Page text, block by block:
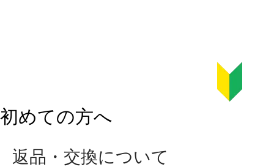
初めての方へ
返品・交換について